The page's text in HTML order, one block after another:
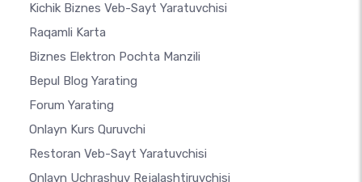
Kichik Biznes Veb-Sayt Yaratuvchisi
Raqamli Karta
Biznes Elektron Pochta Manzili
Bepul Blog Yarating
Forum Yarating
Onlayn Kurs Quruvchi
Restoran Veb-Sayt Yaratuvchisi
Onlayn Uchrashuv Rejalashtiruvchisi